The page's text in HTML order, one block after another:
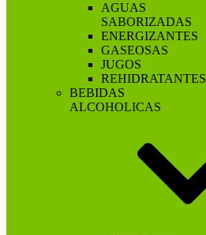
AGUAS
SABORIZADAS
ENERGIZANTES
GASEOSAS
JUGOS
REHIDRATANTES
BEBIDAS
ALCOHOLICAS